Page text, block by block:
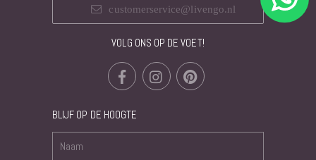
customerservice@livengo.nl
VOLG ONS OP DE VOET!
BLIJF OP DE HOOGTE